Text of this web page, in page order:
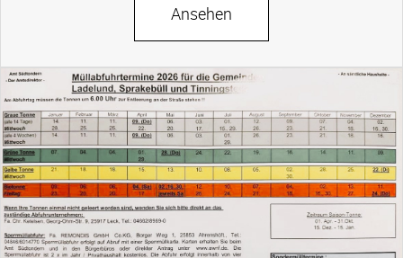
Ansehen